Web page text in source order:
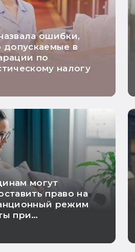
ошибки,
допускаемые в
по
налогу
могут
право на
режим
при